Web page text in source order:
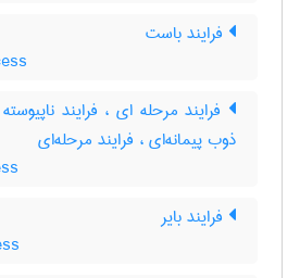
فرایند باست
فرایند مرحله ای ، فرایند
ذوب پیمانه‌ای ، فرایند مرحله‌ای
فرایند بایر